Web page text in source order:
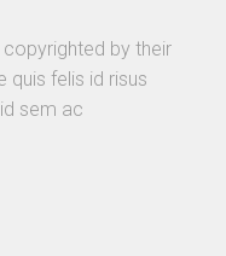
by their
quis felis id risus
sem ac